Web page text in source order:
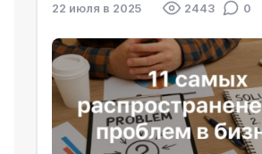
22 июля в 2025 2443 0